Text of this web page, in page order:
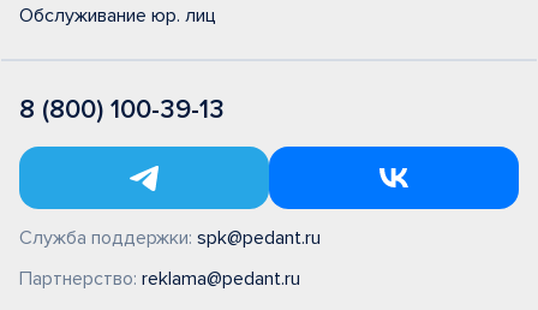
Обслуживание юр. лиц
8 (800) 100-39-13
Служба поддержки: spk@pedant.ru
Партнерство: reklama@pedant.ru